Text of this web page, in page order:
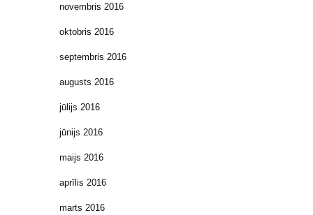
novembris 2016
oktobris 2016
septembris 2016
augusts 2016
jūlijs 2016
jūnijs 2016
maijs 2016
aprīlis 2016
marts 2016